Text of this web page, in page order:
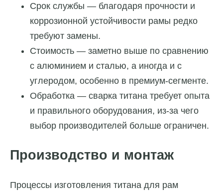
Срок службы — благодаря прочности и
коррозионной устойчивости рамы редко
требуют замены.
Стоимость — заметно выше по сравнению
с алюминием и сталью, а иногда и с
углеродом, особенно в премиум-сегменте.
Обработка — сварка титана требует опыта
и правильного оборудования, из-за чего
выбор производителей больше ограничен.
Производство и монтаж
Процессы изготовления титана для рам